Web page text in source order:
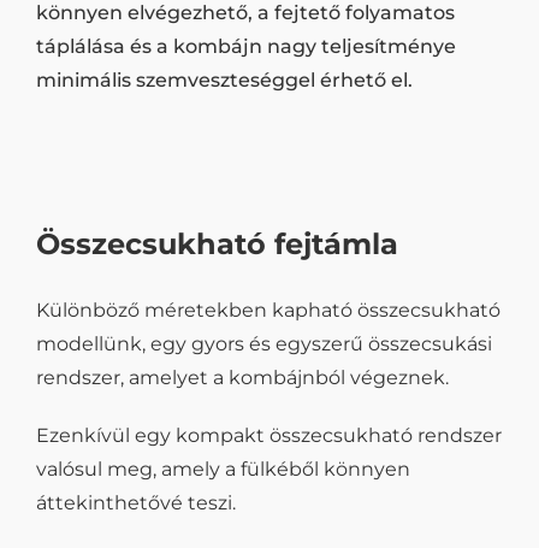
könnyen elvégezhető, a fejtető folyamatos
táplálása és a kombájn nagy teljesítménye
minimális szemveszteséggel érhető el.
Összecsukható fejtámla
Különböző méretekben kapható összecsukható
modellünk, egy gyors és egyszerű összecsukási
rendszer, amelyet a kombájnból végeznek.
Ezenkívül egy kompakt összecsukható rendszer
valósul meg, amely a fülkéből könnyen
áttekinthetővé teszi.